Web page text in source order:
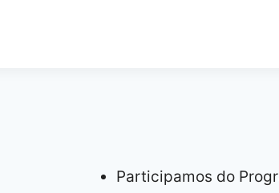
Participamos do